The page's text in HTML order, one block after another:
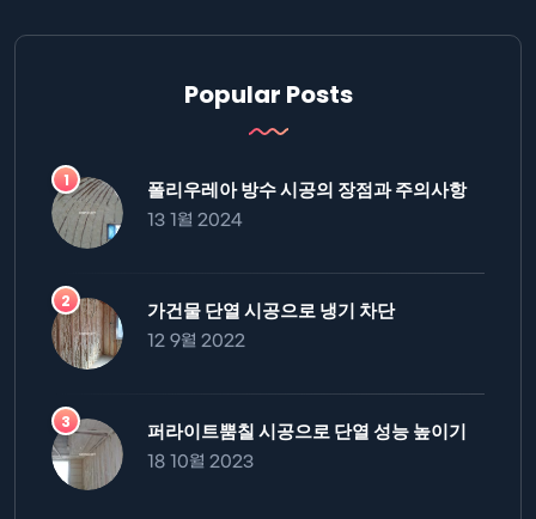
Popular Posts
폴리우레아 방수 시공의 장점과 주의사항
13 1월 2024
가건물 단열 시공으로 냉기 차단
12 9월 2022
퍼라이트뿜칠 시공으로 단열 성능 높이기
18 10월 2023